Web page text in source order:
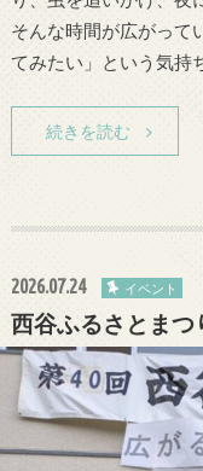
そんな時間が広がって
てみたい」という気持
続きを読む
2026.07.24 イベント
西谷ふるさとま